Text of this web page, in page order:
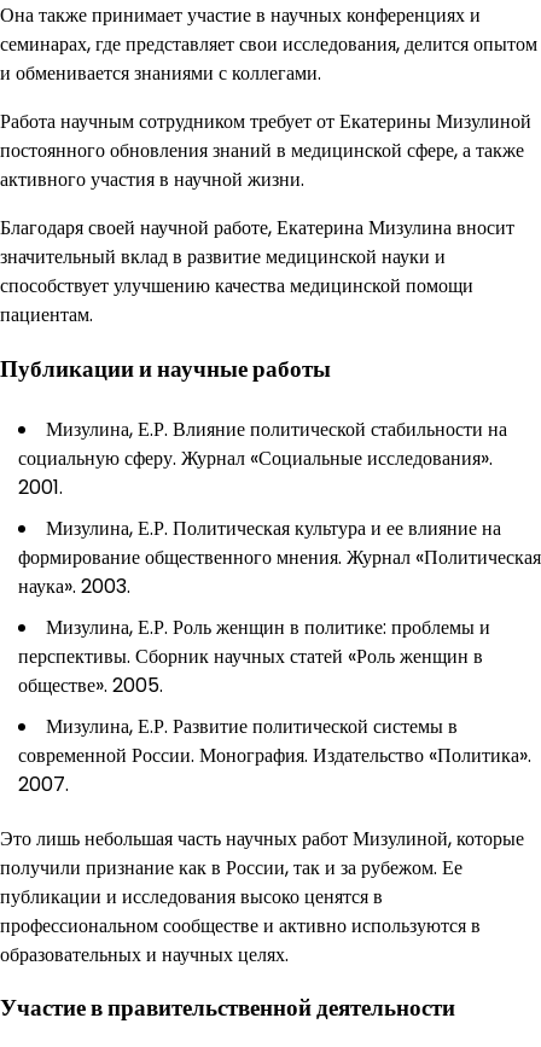
Она также принимает участие в научных конференциях и
семинарах, где представляет свои исследования, делится опытом
и обменивается знаниями с коллегами.
Работа научным сотрудником требует от Екатерины Мизулиной
постоянного обновления знаний в медицинской сфере, а также
активного участия в научной жизни.
Благодаря своей научной работе, Екатерина Мизулина вносит
значительный вклад в развитие медицинской науки и
способствует улучшению качества медицинской помощи
пациентам.
Публикации и научные работы
Мизулина, Е.Р. Влияние политической стабильности на
социальную сферу. Журнал «Социальные исследования».
2001.
Мизулина, Е.Р. Политическая культура и ее влияние на
формирование общественного мнения. Журнал «Политическая
наука». 2003.
Мизулина, Е.Р. Роль женщин в политике: проблемы и
перспективы. Сборник научных статей «Роль женщин в
обществе». 2005.
Мизулина, Е.Р. Развитие политической системы в
современной России. Монография. Издательство «Политика».
2007.
Это лишь небольшая часть научных работ Мизулиной, которые
получили признание как в России, так и за рубежом. Ее
публикации и исследования высоко ценятся в
профессиональном сообществе и активно используются в
образовательных и научных целях.
Участие в правительственной деятельности